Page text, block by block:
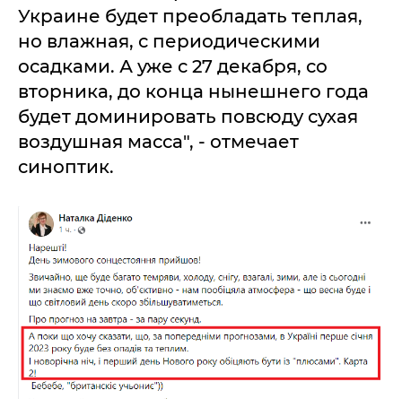
Украине будет преобладать теплая,
но влажная, с периодическими
осадками. А уже с 27 декабря, со
вторника, до конца нынешнего года
будет доминировать повсюду сухая
воздушная масса", - отмечает
синоптик.